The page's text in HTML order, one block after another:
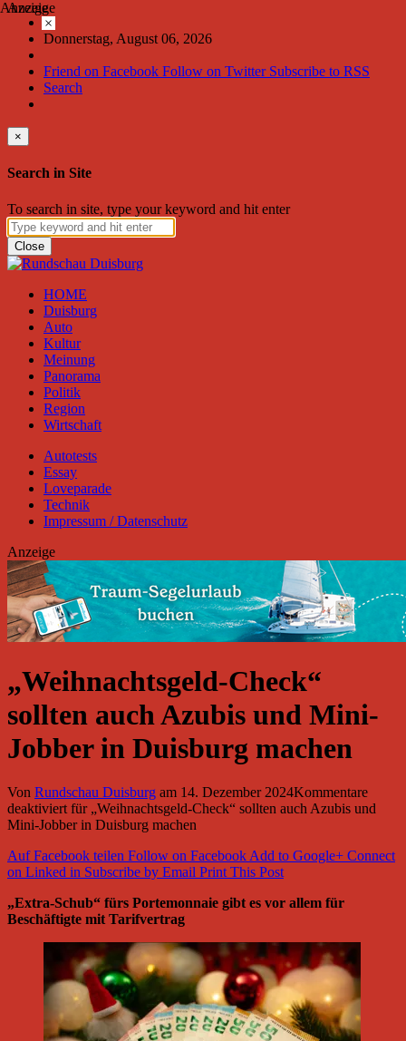
Donnerstag, August 06, 2026
Friend on Facebook Follow on Twitter Subscribe to RSS
Search
×
Search in Site
To search in site, type your keyword and hit enter
Close
HOME
Duisburg
Auto
Kultur
Meinung
Panorama
Politik
Region
Wirtschaft
Autotests
Essay
Loveparade
Technik
Impressum / Datenschutz
Anzeige
„Weihnachtsgeld-Check“
sollten auch Azubis und Mini-
Jobber in Duisburg machen
Von Rundschau Duisburg am 14. Dezember 2024Kommentare
deaktiviertfür „Weihnachtsgeld-Check“ sollten auch Azubis und
Mini-Jobber in Duisburg machen
Auf Facebook teilen Follow on FacebookAdd to Google+ Connect
on Linked in Subscribe by Email Print This Post
„Extra-Schub“ fürs Portemonnaie gibt es vor allem für
Beschäftigte mit Tarifvertrag
Anzeige
×
Anzeige